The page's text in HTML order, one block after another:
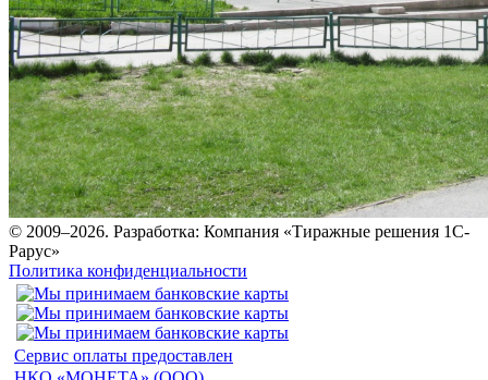
© 2009–2026. Разработка: Компания «Тиражные решения 1С-
Рарус»
Политика конфиденциальности
Сервис оплаты предоставлен